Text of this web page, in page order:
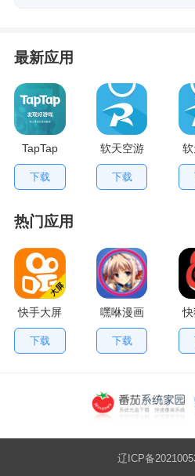
最新应用
TapTap
V2.84.0
手机版
下载
软天空游
戏盒应用
下载
热门应用
快手大屏
版
下载
嘿咻漫画
下载
辽ICP备